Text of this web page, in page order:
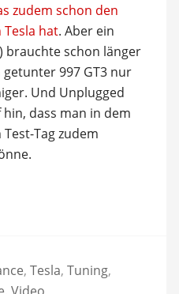
zudem schon den
Tesla hat. Aber ein
brauchte schon länger
997 GT3 nur
Und Unplugged
dass man in dem
Tag zudem
, Tesla, Tuning,